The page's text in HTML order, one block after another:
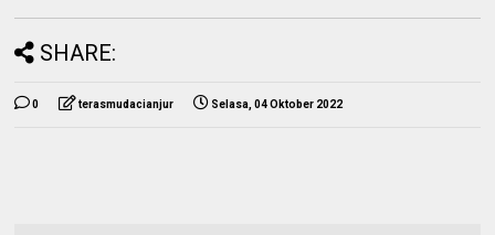
SHARE:
0 terasmudacianjur Selasa, 04 Oktober 2022